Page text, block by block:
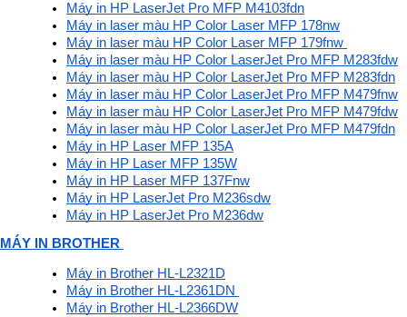
Máy in HP LaserJet Pro MFP M4103fdn
Máy in laser màu HP Color Laser MFP 178nw
Máy in laser màu HP Color Laser MFP 179fnw
Máy in laser màu HP Color LaserJet Pro MFP M283fdw
Máy in laser màu HP Color LaserJet Pro MFP M283fdn
Máy in laser màu HP Color LaserJet Pro MFP M479fnw
Máy in laser màu HP Color LaserJet Pro MFP M479fdw
Máy in laser màu HP Color LaserJet Pro MFP M479fdn
Máy in HP Laser MFP 135A
Máy in HP Laser MFP 135W
Máy in HP Laser MFP 137Fnw
Máy in HP LaserJet Pro M236sdw
Máy in HP LaserJet Pro M236dw
MÁY IN BROTHER
Máy in Brother HL-L2321D
Máy in Brother HL-L2361DN
Máy in Brother HL-L2366DW